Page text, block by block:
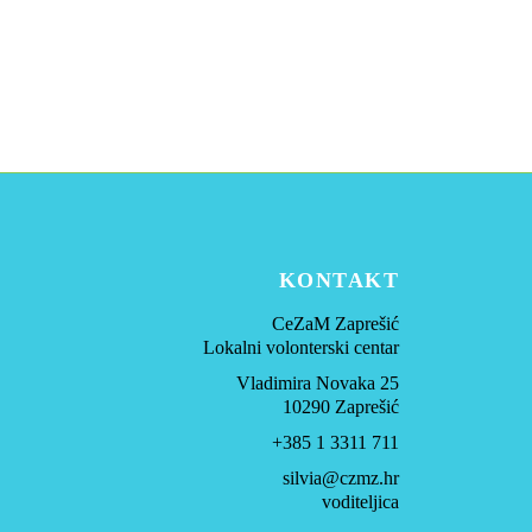
KONTAKT
CeZaM Zaprešić
Lokalni volonterski centar
Vladimira Novaka 25
10290 Zaprešić
+385 1 3311 711
silvia@czmz.hr
voditeljica